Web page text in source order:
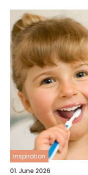
inspiration
01. June 2026